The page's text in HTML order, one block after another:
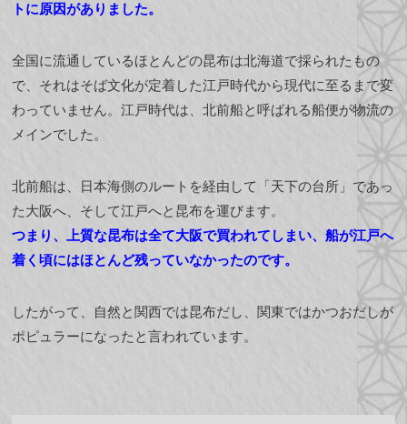
トに原因がありました。
全国に流通しているほとんどの昆布は北海道で採られたもの
で、それはそば文化が定着した江戸時代から現代に至るまで変
わっていません。江戸時代は、北前船と呼ばれる船便が物流の
メインでした。
北前船は、日本海側のルートを経由して「天下の台所」であっ
た大阪へ、そして江戸へと昆布を運びます。
つまり、上質な昆布は全て大阪で買われてしまい、船が江戸へ
着く頃にはほとんど残っていなかったのです。
したがって、自然と関西では昆布だし、関東ではかつおだしが
ポピュラーになったと言われています。